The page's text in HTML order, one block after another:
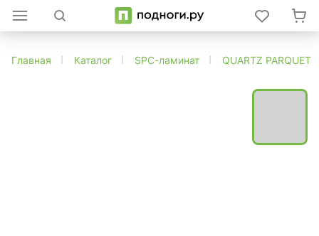
Главная Каталог SPC-ламинат QUARTZ PARQUET